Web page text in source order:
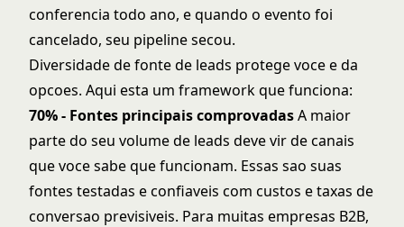
conferencia todo ano, e quando o evento foi
cancelado, seu pipeline secou.
Diversidade de fonte de leads protege voce e da
opcoes. Aqui esta um framework que funciona:
70% - Fontes principais comprovadasA maior
parte do seu volume de leads deve vir de canais
que voce sabe que funcionam. Essas sao suas
fontes testadas e confiaveis com custos e taxas de
conversao previsiveis. Para muitas empresas B2B,